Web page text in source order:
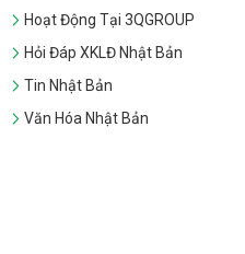
Hoạt Động Tại 3QGROUP
Hỏi Đáp XKLĐ Nhật Bản
Tin Nhật Bản
Văn Hóa Nhật Bản